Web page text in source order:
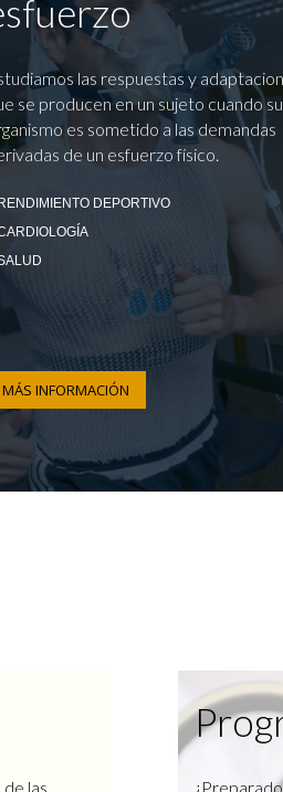
las respuestas y
se producen en un sujeto cuando su
es sometido a las demandas
de un esfuerzo físico.
DEPORTIVO
MÁS INFORMACIÓN
las